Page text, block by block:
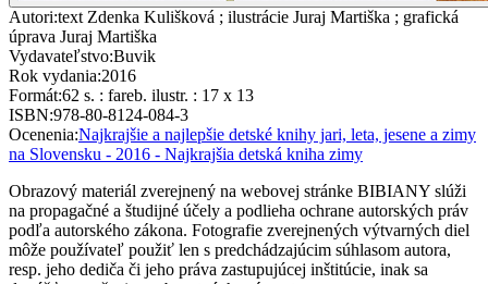
Autori:text Zdenka Kulišková ; ilustrácie Juraj Martiška ; grafická
úprava Juraj Martiška
Vydavateľstvo:Buvik
Rok vydania:2016
Formát:62 s. : fareb. ilustr. : 17 x 13
ISBN:978-80-8124-084-3
Ocenenia:Najkrajšie a najlepšie detské knihy jari, leta, jesene a zimy
na Slovensku - 2016 - Najkrajšia detská kniha zimy
Obrazový materiál zverejnený na webovej stránke BIBIANY slúži
na propagačné a študijné účely a podlieha ochrane autorských práv
podľa autorského zákona. Fotografie zverejnených výtvarných diel
môže používateľ použiť len s predchádzajúcim súhlasom autora,
resp. jeho dediča či jeho práva zastupujúcej inštitúcie, inak sa